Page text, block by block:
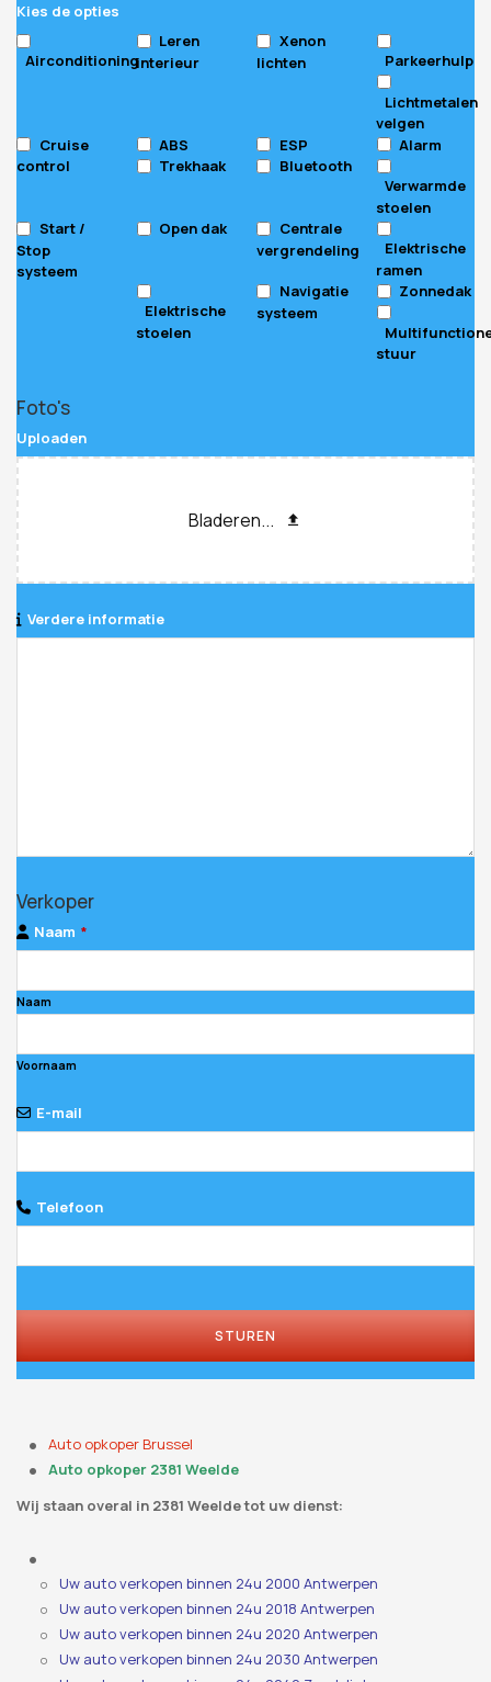
Kies de opties
Airconditioning
Leren
interieur
Xenon
lichten
Parkeerhulp
Lichtmetalen
velgen
Cruise
control
ABS ESP
Alarm
Trekhaak
Bluetooth
Verwarmde
stoelen
Start /
Stop
systeem
Open dak
Centrale
vergrendeling
Elektrische
ramen
Elektrische
stoelen
Navigatie
systeem
Zonnedak
stuur
Foto's
Uploaden
Bladeren...
Verdere informatie
Verkoper
Naam *
Naam
Voornaam
E-mail
Telefoon
STUREN
Auto opkoper Brussel
Auto opkoper 2381 Weelde
Wij staan ​​overal in 2381 Weelde tot uw dienst:
Uw auto verkopen binnen 24u 2000 Antwerpen
Uw auto verkopen binnen 24u 2018 Antwerpen
Uw auto verkopen binnen 24u 2020 Antwerpen
Uw auto verkopen binnen 24u 2030 Antwerpen